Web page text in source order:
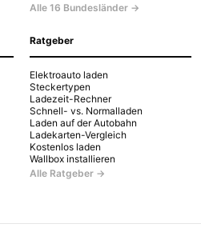
Alle 16 Bundesländer →
Ratgeber
Elektroauto laden
Steckertypen
Ladezeit-Rechner
Schnell- vs. Normalladen
Laden auf der Autobahn
Ladekarten-Vergleich
Kostenlos laden
Wallbox installieren
Alle Ratgeber →